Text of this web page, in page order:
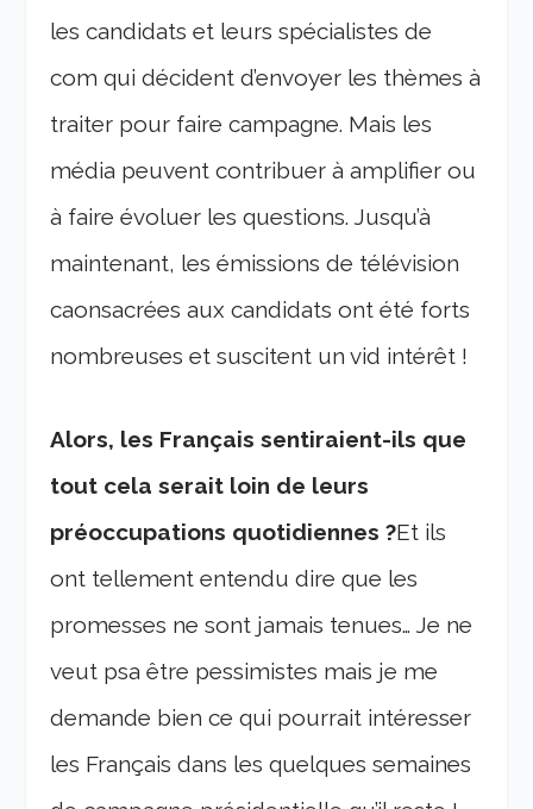
les candidats et leurs spécialistes de
com qui décident d’envoyer les thèmes à
traiter pour faire campagne. Mais les
média peuvent contribuer à amplifier ou
à faire évoluer les questions. Jusqu’à
maintenant, les émissions de télévision
caonsacrées aux candidats ont été forts
nombreuses et suscitent un vid intérêt !
Alors, les Français sentiraient-ils que
tout cela serait loin de leurs
préoccupations quotidiennes ?Et ils
ont tellement entendu dire que les
promesses ne sont jamais tenues… Je ne
veut psa être pessimistes mais je me
demande bien ce qui pourrait intéresser
les Français dans les quelques semaines